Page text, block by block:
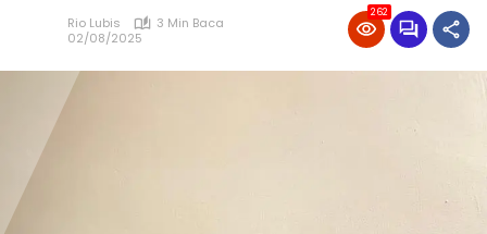
Rio Lubis
3 Min Baca
02/08/2025
262